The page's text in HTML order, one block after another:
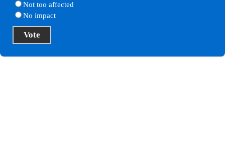
Not too affected
No impact